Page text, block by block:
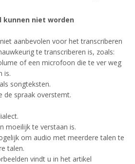
kunnen niet worden
aanbevolen voor het transcriberen
te transcriberen is, zoals:
of een microfoon die te ver weg
is.
songteksten.
de spraak overstemt.
moeilijk te verstaan is.
om audio met meerdere talen te
talen.
vindt u in het artikel